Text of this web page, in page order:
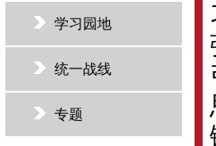
学习园地
统一战线
专题